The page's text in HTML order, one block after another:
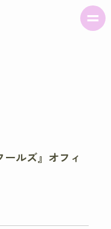
ルズ』オフィ